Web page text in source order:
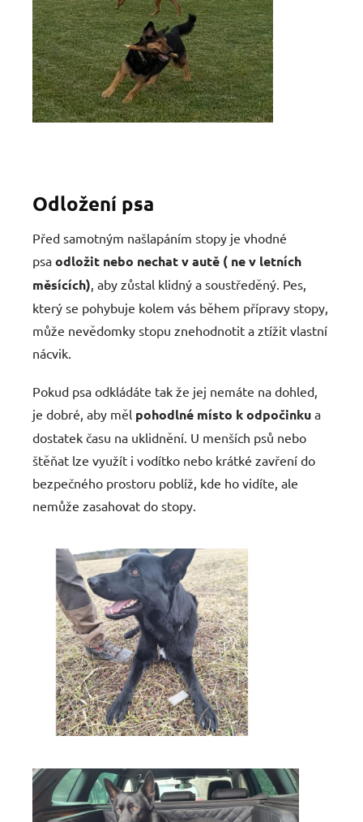
Odložení psa
Před samotným našlapáním stopy je vhodné
psa odložit nebo nechat v autě ( ne v letních
měsících) , aby zůstal klidný a soustředěný. Pes,
který se pohybuje kolem vás během přípravy stopy,
může nevědomky stopu znehodnotit a ztížit vlastní
nácvik.
Pokud psa odkládáte tak že jej nemáte na dohled,
je dobré, aby měl pohodlné místo k odpočinku a
dostatek času na uklidnění. U menších psů nebo
štěňat lze využít i vodítko nebo krátké zavření do
bezpečného prostoru poblíž, kde ho vidíte, ale
nemůže zasahovat do stopy.